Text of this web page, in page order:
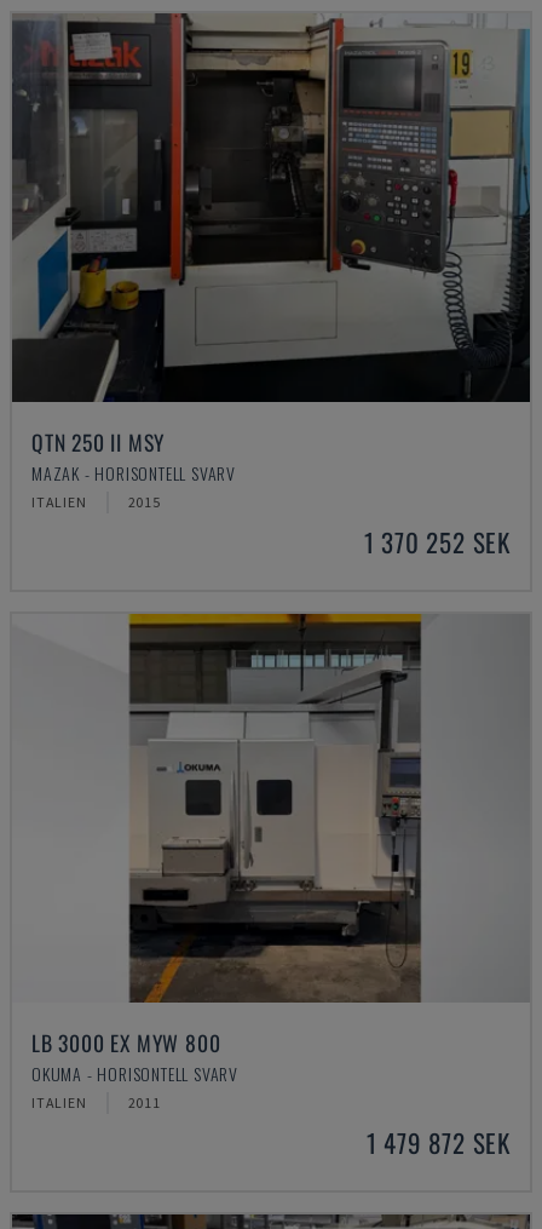
QTN 250 II MSY
MAZAK - HORISONTELL SVARV
ITALIEN 2015
1 370 252 SEK
LB 3000 EX MYW 800
OKUMA - HORISONTELL SVARV
ITALIEN 2011
1 479 872 SEK